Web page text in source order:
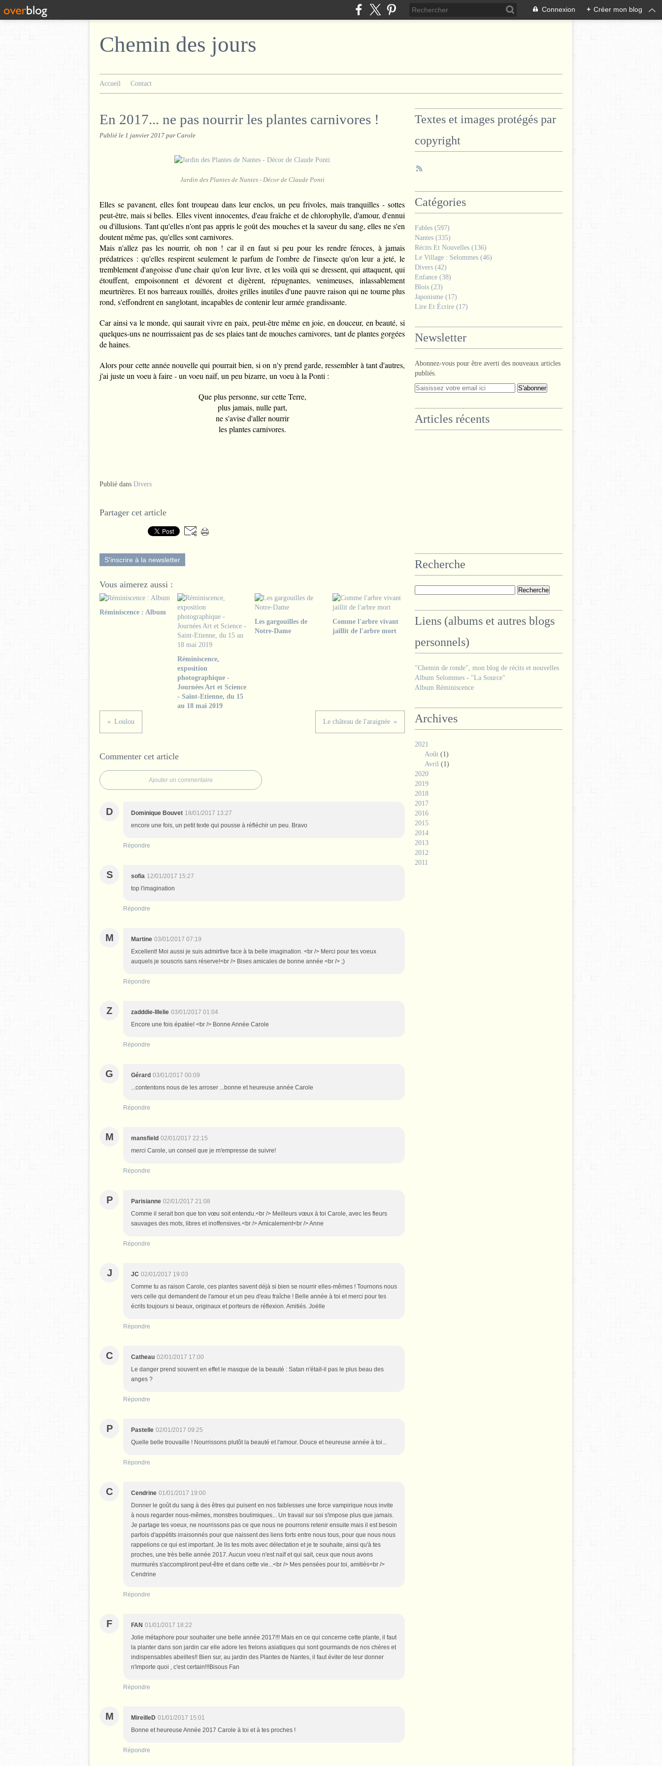
Connexion + Créer mon blog
Chemin des jours
Accueil Contact
En 2017... ne pas nourrir les plantes carnivores !
Publié le 1 janvier 2017 par Carole
Jardin des Plantes de Nantes - Décor de Claude Ponti
Elles se pavanent, elles font troupeau dans leur enclos, un peu frivoles, mais tranquilles - sottes
peut-être, mais si belles. Elles vivent innocentes, d'eau fraîche et de chlorophylle, d'amour, d'ennui
ou d'illusions. Tant qu'elles n'ont pas appris le goût des mouches et la saveur du sang, elles ne s'en
doutent même pas, qu'elles sont carnivores.
Mais n'allez pas les nourrir, oh non ! car il en faut si peu pour les rendre féroces, à jamais
prédatrices : qu'elles respirent seulement le parfum de l'ombre de l'insecte qu'on leur a jeté, le
tremblement d'angoisse d'une chair qu'on leur livre, et les voilà qui se dressent, qui attaquent, qui
étouffent, empoisonnent et dévorent et digèrent, répugnantes, venimeuses, inlassablement
meurtrières. Et nos barreaux rouillés, droites grilles inutiles d'une pauvre raison qui ne tourne plus
rond, s'effondrent en sanglotant, incapables de contenir leur armée grandissante.
Car ainsi va le monde, qui saurait vivre en paix, peut-être même en joie, en douceur, en beauté, si
quelques-uns ne nourrissaient pas de ses plaies tant de mouches carnivores, tant de plantes gorgées
de haines.
Alors pour cette année nouvelle qui pourrait bien, si on n'y prend garde, ressembler à tant d'autres,
j'ai juste un voeu à faire- un voeu naïf, un peu bizarre, un voeu à la Ponti :
Que plus personne, sur cette Terre,
plus jamais, nulle part,
ne s'avise d'aller nourrir
les plantes carnivores.
Publié dans Divers
Partager cet article
S'inscrire à la newsletter
Vous aimerez aussi :
Réminiscence : Album
Réminiscence,
exposition
photographique -
Journées Art et Science
- Saint-Etienne, du 15
au 18 mai 2019
Les gargouilles de
Notre-Dame
Comme l'arbre vivant
jaillit de l'arbre mort
Loulou Le château de l'araignée
Commenter cet article
Ajouter un commentaire
D Dominique Bouvet 18/01/2017 13:27
encore une fois, un petit texte qui pousse à réfléchir un peu. Bravo
Répondre
S sofia 12/01/2017 15:27
top l'imagination
Répondre
M Martine 03/01/2017 07:19
Excellent! Moi aussi je suis admirtive face à ta belle imagination. <br /> Merci pour tes voeux
auquels je souscris sans réserve!<br /> Bises amicales de bonne année <br /> ;)
Répondre
Z zadddie-lllelie 03/01/2017 01:04
Encore une fois épatée! <br /> Bonne Année Carole
Répondre
G Gérard 03/01/2017 00:09
...contentons nous de les arroser ...bonne et heureuse année Carole
Répondre
M mansfield 02/01/2017 22:15
merci Carole, un conseil que je m'empresse de suivre!
Répondre
P Parisianne 02/01/2017 21:08
Comme il serait bon que ton vœu soit entendu.<br /> Meilleurs vœux à toi Carole, avec les fleurs
sauvages des mots, libres et inoffensives.<br /> Amicalement<br /> Anne
Répondre
J JC 02/01/2017 19:03
Comme tu as raison Carole, ces plantes savent déjà si bien se nourrir elles-mêmes ! Tournons nous
vers celle qui demandent de l'amour et un peu d'eau fraîche ! Belle année à toi et merci pour tes
écrits toujours si beaux, originaux et porteurs de réflexion. Amitiés. Joëlle
Répondre
C Catheau 02/01/2017 17:00
Le danger prend souvent en effet le masque de la beauté : Satan n'était-il pas le plus beau des
anges ?
Répondre
P Pastelle 02/01/2017 09:25
Quelle belle trouvaille ! Nourrissons plutôt la beauté et l'amour. Douce et heureuse année à toi...
Répondre
C Cendrine 01/01/2017 19:00
Donner le goût du sang à des êtres qui puisent en nos faiblesses une force vampirique nous invite
à nous regarder nous-mêmes, monstres boulimiques... Un travail sur soi s'impose plus que jamais.
Je partage tes voeux, ne nourrissons pas ce que nous ne pourrons retenir ensuite mais il est besoin
parfois d'appétits irraisonnés pour que naissent des liens forts entre nous tous, pour que nous nous
rappelions ce qui est important. Je lis tes mots avec délectation et je te souhaite, ainsi qu'à tes
proches, une très belle année 2017. Aucun voeu n'est naïf et qui sait, ceux que nous avons
murmurés s'accompliront peut-être et dans cette vie...<br /> Mes pensées pour toi, amitiés<br />
Cendrine
Répondre
F FAN 01/01/2017 18:22
Jolie métaphore pour souhaiter une belle année 2017!!! Mais en ce qui concerne cette plante, il faut
la planter dans son jardin car elle adore les frelons asiatiques qui sont gourmands de nos chères et
indispensables abeilles!! Bien sur, au jardin des Plantes de Nantes, il faut éviter de leur donner
n'importe quoi , c'est certain!!!Bisous Fan
Répondre
M MireilleD 01/01/2017 15:01
Bonne et heureuse Année 2017 Carole à toi et à tes proches !
Répondre
Textes et images protégés par
copyright
Catégories
Fables (597)
Nantes (335)
Récits Et Nouvelles (136)
Le Village : Selommes (46)
Divers (42)
Enfance (38)
Blois (23)
Japonisme (17)
Lire Et Écrire (17)
Newsletter
Abonnez-vous pour être averti des nouveaux articles
publiés.
Articles récents
Recherche
Liens (albums et autres blogs
personnels)
"Chemin de ronde", mon blog de récits et nouvelles
Album Selommes - "La Source"
Album Réminiscence
Archives
2021
Août (1)
Avril (1)
2020
2019
2018
2017
2016
2015
2014
2013
2012
2011